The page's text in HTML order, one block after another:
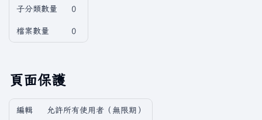
子分類數量 0
檔案數量 0
頁面保護
編輯 允許所有使用者​（無限期）